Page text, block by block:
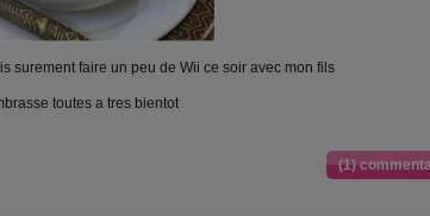
surement faire un peu de Wii ce soir avec mon fils
toutes a tres bientot
(1)